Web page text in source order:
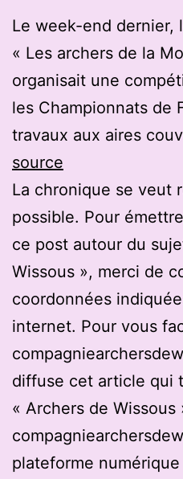
Le week-end dernier,
« Les archers de la
organisait une
les Championnats de
travaux aux aires
source
La chronique se veut
possible. Pour
ce post autour du
Wissous », merci de
coordonnées
internet. Pour vous
diffuse cet article qui
« Archers de Wissous
plateforme